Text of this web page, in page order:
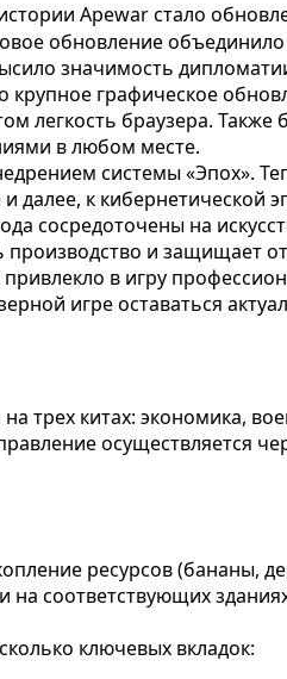
Apewar стало
обновление
значимость
крупное графическое
легкость браузера.
в любом месте.
системы «Эпох».
и далее, к
сосредоточены на
и защищает
в игру
игре оставаться
трех китах: экономика,
осуществляется
ресурсов (бананы,
на соответствующих
ключевых вкладок: